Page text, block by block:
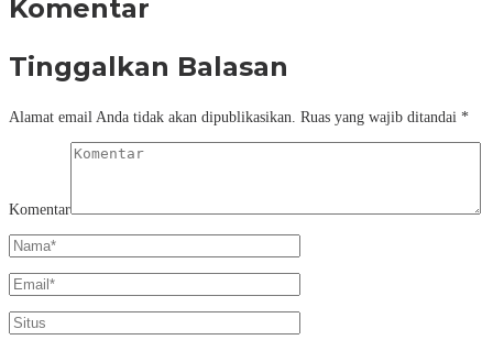
Komentar
Tinggalkan Balasan
Alamat email Anda tidak akan dipublikasikan. Ruas yang wajib ditandai *
Komentar